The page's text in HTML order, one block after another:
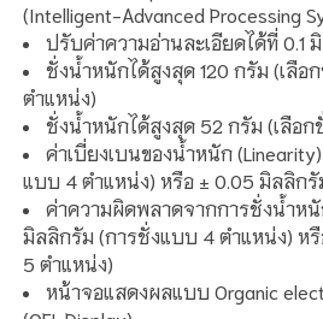
(Intelligent-Advanced Processing
ปรับค่าความอ่านละเอียดได้ที่ 0.1
ชั่งน้ำหนักได้สูงสุด 120 กรัม (เลื
ตำแหน่ง)
ชั่งน้ำหนักได้สูงสุด 52 กรัม (เลือ
ค่าเบี่ยงเบนของน้ำหนัก
แบบ 4 ตำแหน่ง) หรือ ± 0.05 มิลลิก
ค่าความผิดพลาดจากการชั่งน้ำหนั
มิลลิกรัม (การชั่งแบบ 4 ตำแหน่ง) ห
5 ตำแหน่ง)
หน้าจอแสดงผลแบบ Organic